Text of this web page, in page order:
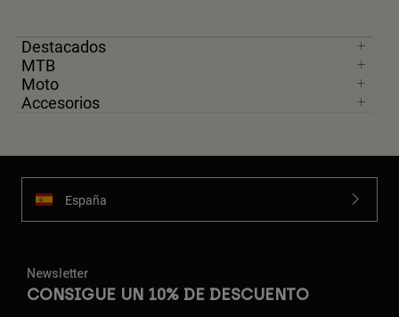
Destacados
MTB
Moto
Accesorios
España
Newsletter
CONSIGUE UN 10% DE DESCUENTO